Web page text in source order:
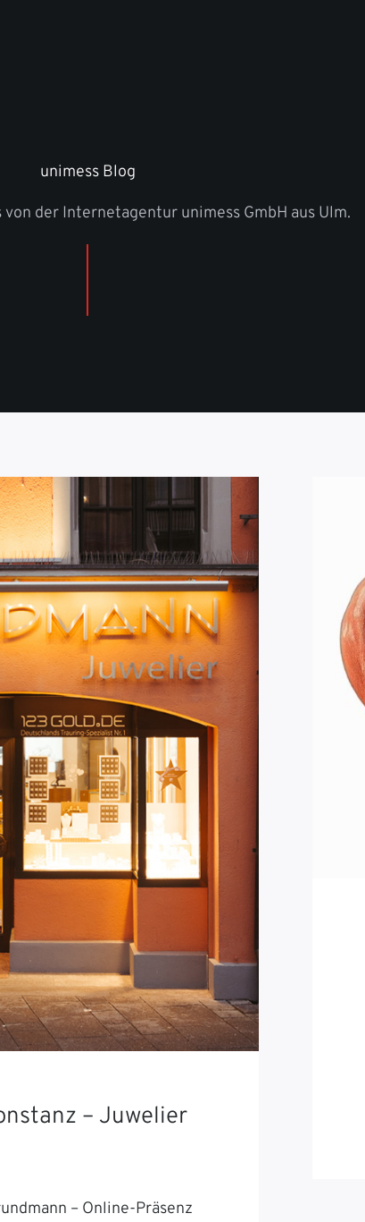
unimess Blog
der Internetagentur unimess GmbH aus Ulm.
– Juwelier
– Online-Präsenz